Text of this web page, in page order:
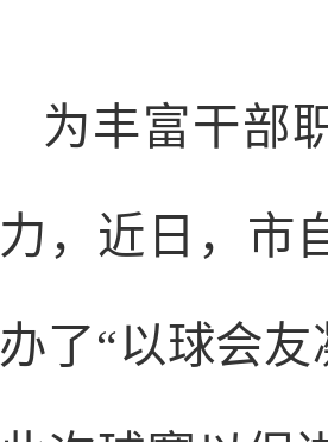
为丰富干部
力，近日，市
办了“以球会